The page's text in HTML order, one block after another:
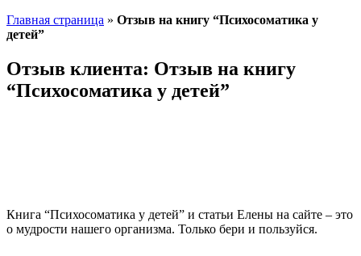
Главная страница » Отзыв на книгу “Психосоматика у
детей”
Отзыв клиента: Отзыв на книгу
“Психосоматика у детей”
Книга “Психосоматика у детей” и статьи Елены на сайте – это
о мудрости нашего организма. Только бери и пользуйся.